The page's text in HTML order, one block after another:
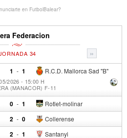
en FutbolBalear?
Federacion
»
34
1 - R.C.D. Mallorca Sad "B"
1
2026 - 15:00 H
(MANACOR) F-11
0 - Rotlet-molinar
1
2 - Collerense
0
2 - Santanyi
1